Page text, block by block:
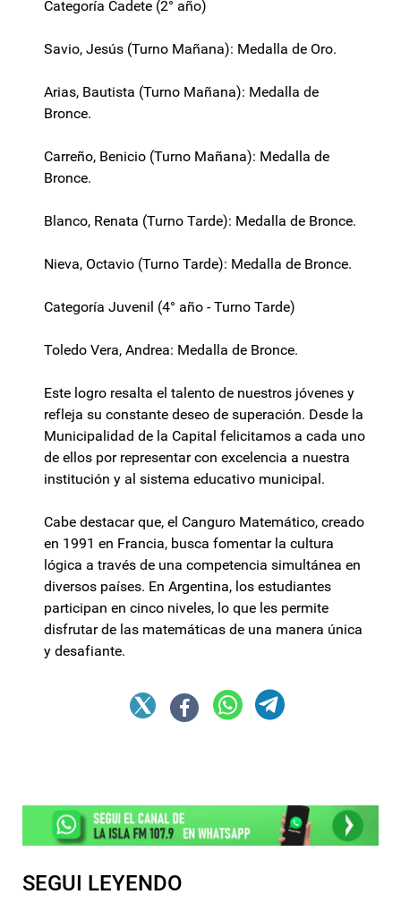
Categoría Cadete (2° año)
Savio, Jesús (Turno Mañana): Medalla de Oro.
Arias, Bautista (Turno Mañana): Medalla de
Bronce.
Carreño, Benicio (Turno Mañana): Medalla de
Bronce.
Blanco, Renata (Turno Tarde): Medalla de Bronce.
Nieva, Octavio (Turno Tarde): Medalla de Bronce.
Categoría Juvenil (4° año - Turno Tarde)
Toledo Vera, Andrea: Medalla de Bronce.
Este logro resalta el talento de nuestros jóvenes y
refleja su constante deseo de superación. Desde la
Municipalidad de la Capital felicitamos a cada uno
de ellos por representar con excelencia a nuestra
institución y al sistema educativo municipal.
Cabe destacar que, el Canguro Matemático, creado
en 1991 en Francia, busca fomentar la cultura
lógica a través de una competencia simultánea en
diversos países. En Argentina, los estudiantes
participan en cinco niveles, lo que les permite
disfrutar de las matemáticas de una manera única
y desafiante.
SEGUI LEYENDO